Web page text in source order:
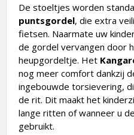
De stoeltjes worden
puntsgordel, die extra
fietsen. Naarmate uw
de gordel vervangen door
heupgordeltje. Het
nog meer comfort dankzij
ingebouwde torsievering,
de rit. Dit maakt het
lange ritten of wanneer u
gebruikt.